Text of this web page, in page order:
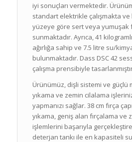
iyi sonuçları vermektedir.
standart elektrikle çalışmakta ve
yüzeye göre sert veya yumuşak
sunmaktadır. Ayrıca, 41
ağırlığa sahip ve 7.5 litre su/
bulunmaktadır. Dass DSC 42
çalışma prensibiyle
Ürünümüz, dişli sistemi ve güçlü
yıkama ve zemin cilalama
yapmanızı sağlar. 38 cm fırça
yıkama, geniş alan fırçalama ve
işlemlerini başarıyla
deterjan tankı ile en kapasiteli